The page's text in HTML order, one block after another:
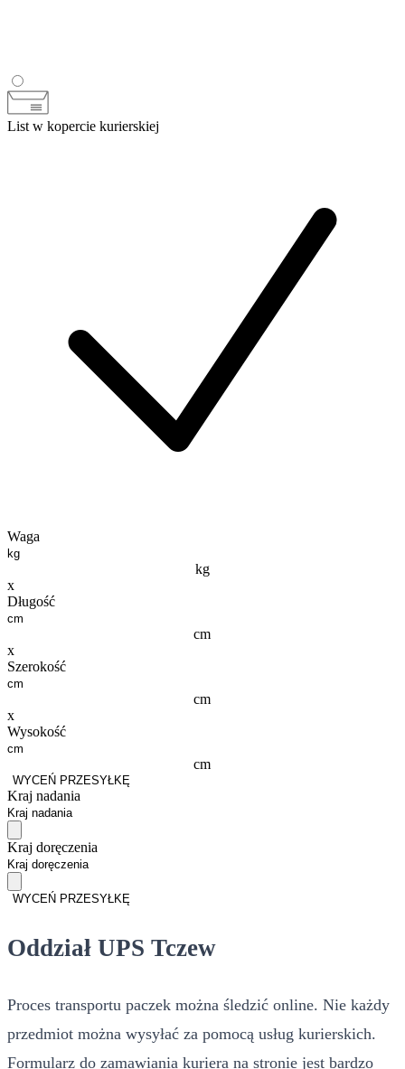
List w kopercie kurierskiej
Waga
kg
x
Długość
cm
x
Szerokość
cm
x
Wysokość
cm
WYCEŃ PRZESYŁKĘ
Kraj nadania
Kraj doręczenia
WYCEŃ PRZESYŁKĘ
Oddział UPS Tczew
Proces transportu paczek można śledzić online. Nie każdy
przedmiot można wysyłać za pomocą usług kurierskich.
Formularz do zamawiania kuriera na stronie jest bardzo